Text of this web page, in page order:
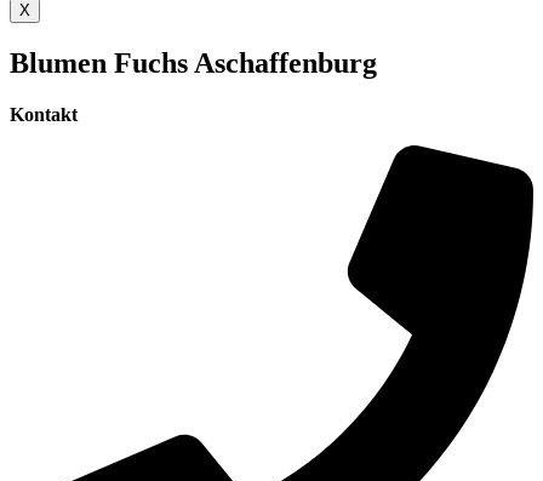
X
Blumen Fuchs Aschaffenburg
Kontakt